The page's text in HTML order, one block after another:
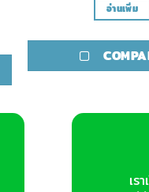
อ่านเพิ่ม
เร